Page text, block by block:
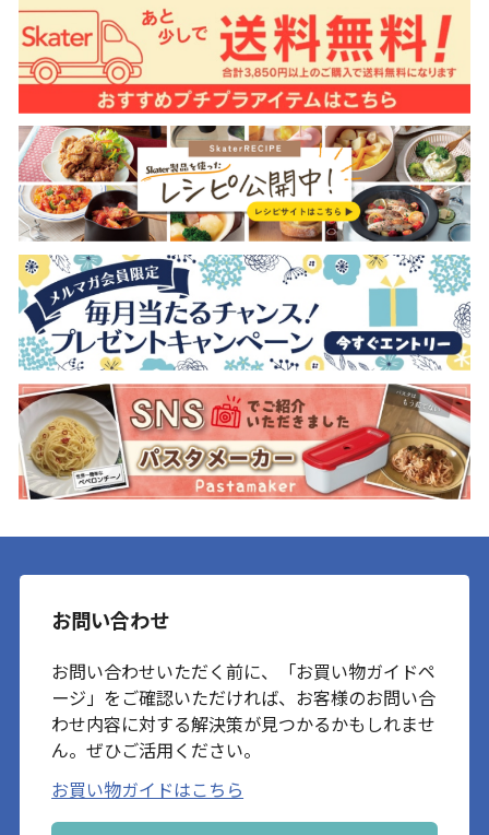
お問い合わせ
お問い合わせいただく前に、「お買い物ガイドペ
ージ」をご確認いただければ、お客様のお問い合
わせ内容に対する解決策が見つかるかもしれませ
ん。ぜひご活用ください。
お買い物ガイドはこちら